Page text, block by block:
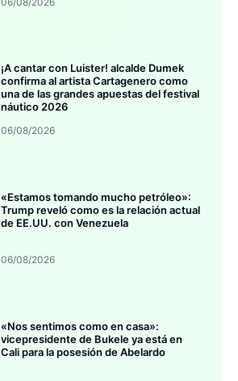
¡A cantar con Luister! alcalde Dumek
confirma al artista Cartagenero como
una de las grandes apuestas del festival
náutico 2026
06/08/2026
«Estamos tomando mucho petróleo»:
Trump reveló como es la relación actual
de EE.UU. con Venezuela
06/08/2026
«Nos sentimos como en casa»:
vicepresidente de Bukele ya está en
Cali para la posesión de Abelardo